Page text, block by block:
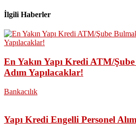
İlgili Haberler
En Yakın Yapı Kredi ATM/
Adım Yapılacaklar!
Bankacılık
Yapı Kredi Engelli Personel